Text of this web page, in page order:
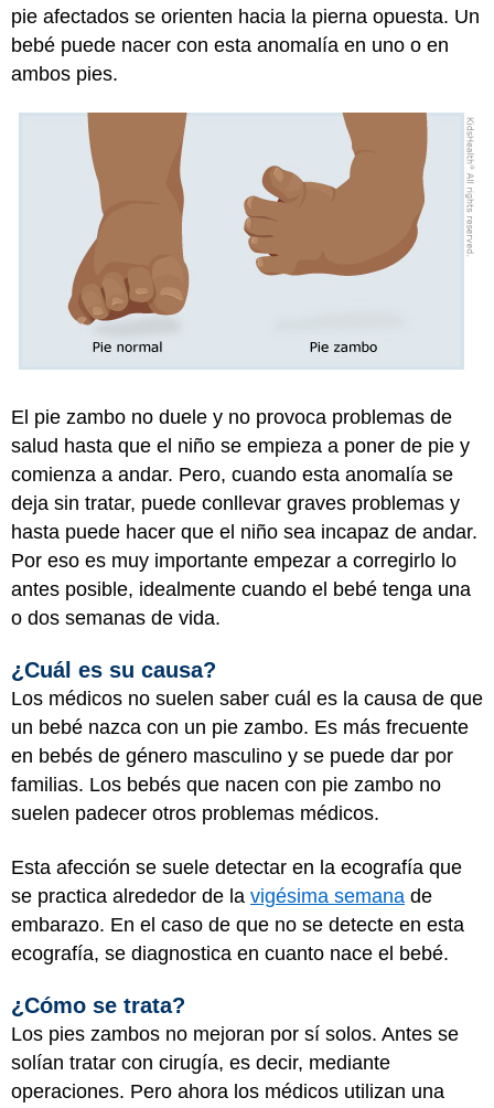
pie afectados se orienten hacia la pierna opuesta. Un
bebé puede nacer con esta anomalía en uno o en
ambos pies.
El pie zambo no duele y no provoca problemas de
salud hasta que el niño se empieza a poner de pie y
comienza a andar. Pero, cuando esta anomalía se
deja sin tratar, puede conllevar graves problemas y
hasta puede hacer que el niño sea incapaz de andar.
Por eso es muy importante empezar a corregirlo lo
antes posible, idealmente cuando el bebé tenga una
o dos semanas de vida.
¿Cuál es su causa?
Los médicos no suelen saber cuál es la causa de que
un bebé nazca con un pie zambo. Es más frecuente
en bebés de género masculino y se puede dar por
familias. Los bebés que nacen con pie zambo no
suelen padecer otros problemas médicos.
Esta afección se suele detectar en la ecografía que
se practica alrededor de la vigésima semana de
embarazo. En el caso de que no se detecte en esta
ecografía, se diagnostica en cuanto nace el bebé.
¿Cómo se trata?
Los pies zambos no mejoran por sí solos. Antes se
solían tratar con cirugía, es decir, mediante
operaciones. Pero ahora los médicos utilizan una